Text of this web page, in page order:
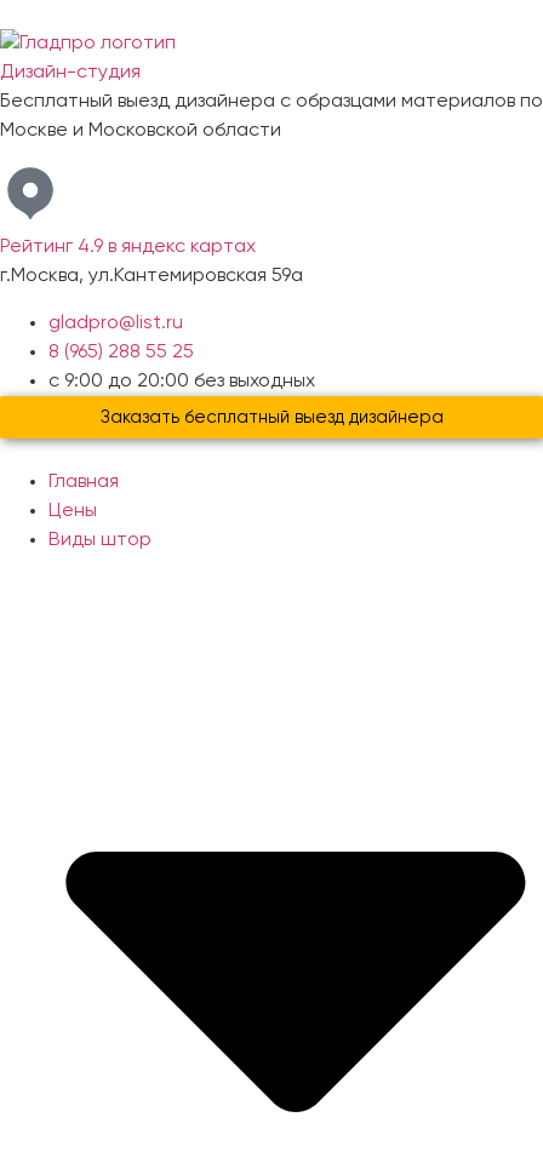
Дизайн-студия
Бесплатный выезд дизайнера с образцами материалов по
Москве и Московской области
Рейтинг 4.9 в яндекс картах
г.Москва, ул.Кантемировская 59а
gladpro@list.ru
8 (965) 288 55 25
с 9:00 до 20:00 без выходных
Заказать бесплатный выезд дизайнера
Главная
Цены
Виды штор